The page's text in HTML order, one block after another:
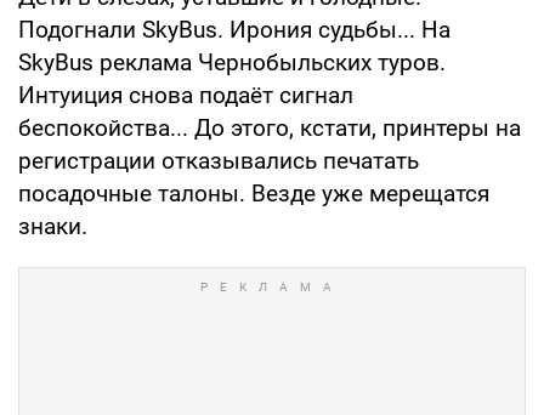
Подогнали SkyBus. Ирония судьбы... На
SkyBus реклама Чернобыльских туров.
Интуиция снова подаёт сигнал
беспокойства... До этого, кстати, принтеры на
регистрации отказывались печатать
посадочные талоны. Везде уже мерещатся
знаки.